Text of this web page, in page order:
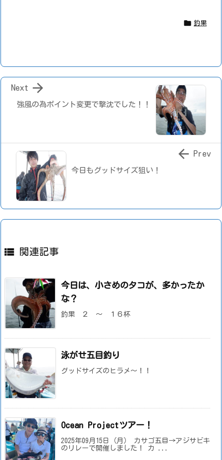
 釣果
強風の為ポイント変更で撃沈でした！！

Next
今日もグッドサイズ狙い！
 Prev
 関連記事
今日は、小さめのタコが、多かったか
な？
釣果 ２ ～ １６杯
泳がせ五目釣り
グッドサイズのヒラメ～！！
Ocean Projectツアー！
2025年09月15日（月） カサゴ五目→アジサビキ
のリレーで開催しました！ カ ...